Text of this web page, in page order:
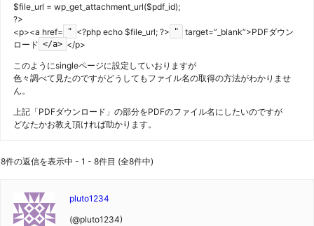
$file_url = wp_get_attachment_url($pdf_id);
?>
<p><a href=
" <?php echo $file_url; ?> "
target=”_blank”>PDFダウン
ロード </a> </p>
このようにsingleページに設定していおりますが
色々調べて見たのですがどうしてもファイル名の取得の方法がわかりませ
ん。
上記「PDFダウンロード」の部分をPDFのファイル名にしたいのですが
どなたかお教え頂ければ助かります。
8件の返信を表示中 - 1 - 8件目 (全8件中)
pluto1234
(@pluto1234)